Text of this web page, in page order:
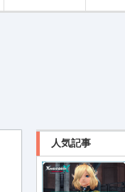
人気記事